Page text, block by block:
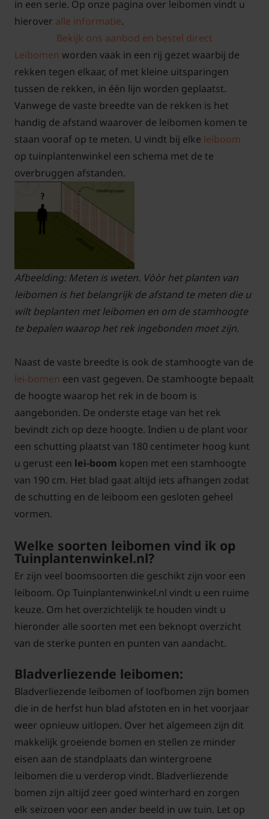
in een serie. Op onze pagina over leibomen vindt u
hierover alle informatie.
Bekijk ons aanbod en bestel direct
Leibomen worden vaak in een rij gezet waarbij de
rekken tegen elkaar, of met kleine uitsparingen
tussen de rekken, in één lijn worden geplaatst.
Vanwege de vaste breedte van de rekken is het
handig de afstand waarover de leibomen komen te
staan vooraf op te meten. U vindt bij elke leiboom
op tuinplantenwinkel een schema met de te
overbruggen afstanden.
Afbeelding: Meten is weten. Vòòr het planten van
leibomen is het belangrijk de afstand te meten die u
wilt beplanten met leibomen en om de stamhoogte
te bepalen waarop het rek ingebonden moet zijn.
Naast de vaste breedte is ook de stamhoogte van de
lei-bomen een vast gegeven. De stamhoogte bepaalt
de hoogte waarop het rek in de boom is
aangebonden. De onderste etage van het rek
bevindt zich op deze hoogte. Indien u de plant voor
een schutting plaatst van 180 centimeter hoog kunt
u gerust een lei-boom kopen met een stamhoogte
van 190 cm. Het blad gaat altijd iets afhangen zodat
de schutting en de leiboom een gesloten geheel
vormen.
Welke soorten leibomen vind ik op
Tuinplantenwinkel.nl?
Er zijn veel boomsoorten die geschikt zijn voor een
leiboom. Op Tuinplantenwinkel.nl vindt u een ruime
keuze. Om het overzichtelijk te houden vindt u
hieronder alle soorten met een beknopt overzicht
van de sterke punten en punten van aandacht.
Bladverliezende leibomen:
Bladverliezende leibomen of loofbomen zijn bomen
die in de herfst hun blad afstoten en in het voorjaar
weer opnieuw uitlopen. Over het algemeen zijn dit
makkelijk groeiende bomen en stellen ze minder
eisen aan de standplaats dan wintergroene
leibomen die u verderop vindt. Bladverliezende
bomen zijn altijd zeer goed winterhard en zorgen
elk seizoen voor een ander beeld in uw tuin. Let op